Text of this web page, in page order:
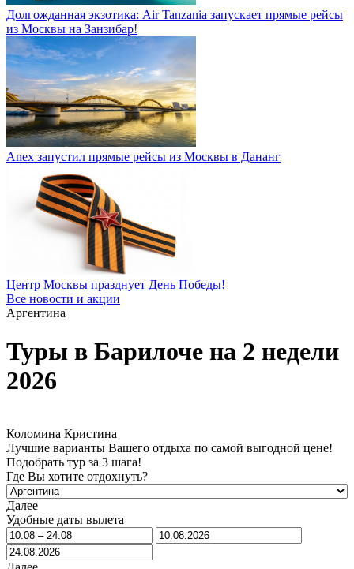
Долгожданная экзотика: Air Tanzania запускает прямые рейсы
из Москвы на Занзибар!
Anex запустил прямые рейсы из Москвы в Дананг
Центр Москвы празднует День Победы!
Все новости и акции
Аргентина
Туры в Барилоче на 2 недели
2026
Коломина Кристина
Лучшие варианты Вашего отдыха по самой выгодной цене!
Подобрать тур за 3 шага!
Где Вы хотите отдохнуть?
Далее
Удобные даты вылета